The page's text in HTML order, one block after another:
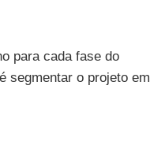
para cada fase do
segmentar o projeto em